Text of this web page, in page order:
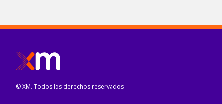
© XM. Todos los derechos reservados